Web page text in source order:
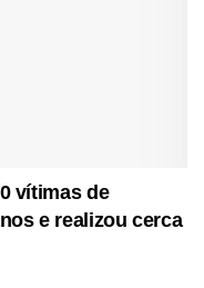
vítimas de
e realizou cerca